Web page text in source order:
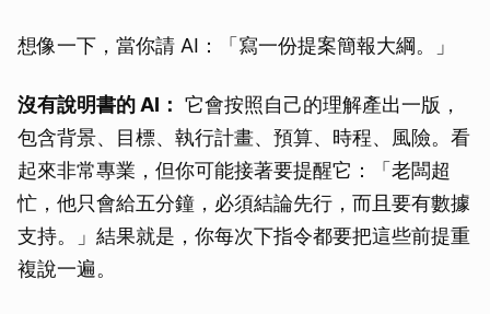
想像一下，當你請 AI：「寫一份提案簡報大綱。」
沒有說明書的 AI： 它會按照自己的理解產出一版，
包含背景、目標、執行計畫、預算、時程、風險。看
起來非常專業，但你可能接著要提醒它：「老闆超
忙，他只會給五分鐘，必須結論先行，而且要有數據
支持。」結果就是，你每次下指令都要把這些前提重
複說一遍。